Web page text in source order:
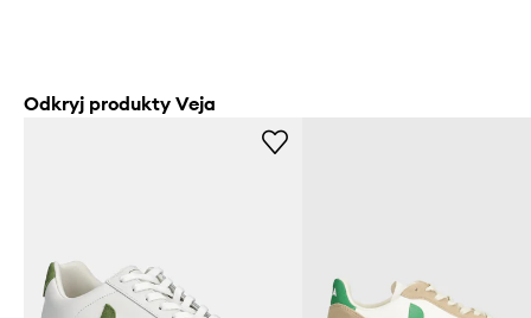
Odkryj produkty Veja